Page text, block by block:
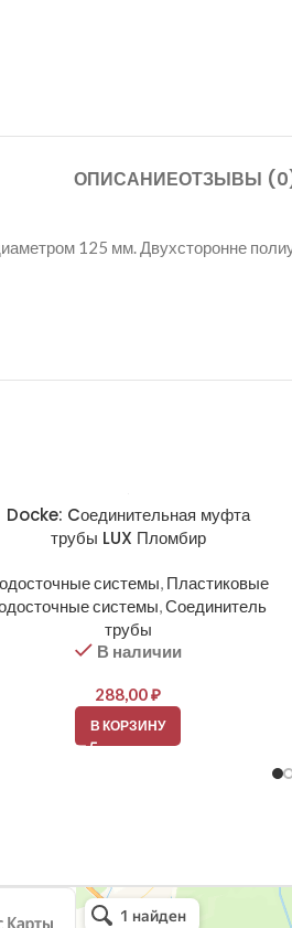
ОПИСАНИЕОТЗЫВЫ
125 мм. Двухсторонне
Docke: Cоединительная муфта
трубы LUX Пломбир
системы, Пластиковые
системы,Соединитель
трубы
В наличии
288,00₽
В КОРЗИНУ
Планета кровли
Кровля и кровельные материалы